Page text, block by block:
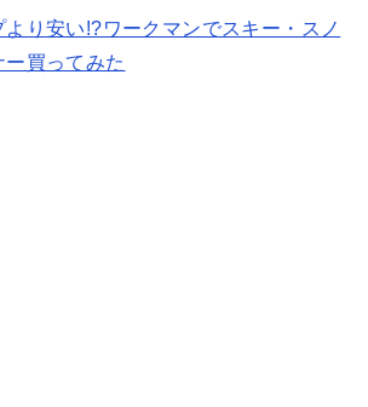
り安い!?ワークマンでスキー・スノ
買ってみた